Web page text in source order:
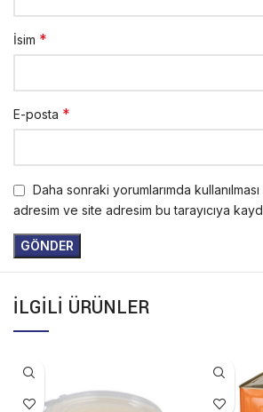
İsim *
E-posta *
Daha sonraki yorumlarımda
adresim ve site adresim bu tarayıcıya
İLGILI ÜRÜNLER